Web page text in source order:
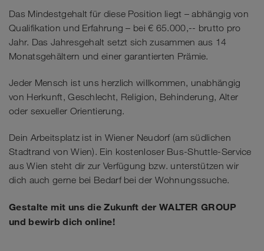
Das Mindestgehalt für diese Position liegt – abhängig von
Qualifikation und Erfahrung – bei € 65.000,-- brutto pro
Jahr. Das Jahresgehalt setzt sich zusammen aus 14
Monatsgehältern und einer garantierten Prämie.
Jeder Mensch ist uns herzlich willkommen, unabhängig
von Herkunft, Geschlecht, Religion, Behinderung, Alter
oder sexueller Orientierung.
Dein Arbeitsplatz ist in Wiener Neudorf (am südlichen
Stadtrand von Wien). Ein kostenloser Bus-Shuttle-Service
aus Wien steht dir zur Verfügung bzw. unterstützen wir
dich auch gerne bei Bedarf bei der Wohnungssuche.
Gestalte mit uns die Zukunft der WALTER GROUP
und bewirb dich online!